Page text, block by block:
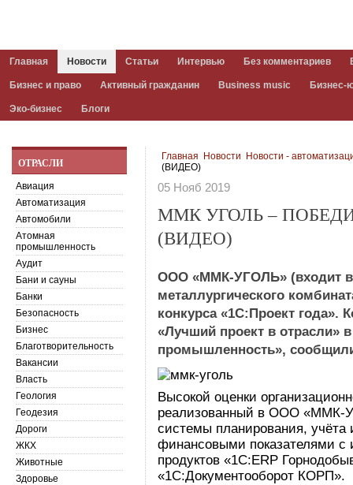
Главная Новости Статьи Интервью Без комментариев
Бизнес и право Активный гражданин Business music Бизнес-
Эко-бизнес Блоги
Главная Новости
Новости -
(ВИДЕО)
05 Нояб 2019
ММК УГОЛЬ –
(ВИДЕО)
ООО «ММК-УГОЛЬ» (входит в
металлургического
конкурса «1С:Проект года».
«Лучший проект в отрасли»
промышленность»,
Высокой оценки
реализованный в ООО «ММК-
системы планирования, учёта
финансовыми показателями с
продуктов «1С:ERP
«1С:Документооборот КОРП».
ОТРАСЛИ
Авиация
Автоматизация
Автомобили
Атомная
промышленность
Аудит
Бани и сауны
Банки
Безопасность
Бизнес
Благотворительность
Вакансии
Власть
Геология
Геодезия
Дороги
ЖКХ
Животные
Здоровье